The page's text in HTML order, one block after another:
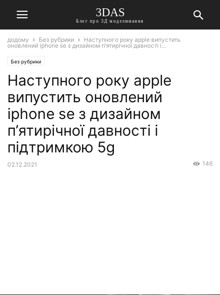
3DAS
Блог про 3Д моделювання
додому Без рубрики
Наступного року apple випустить
оновлений iphone se з дизайном п’ятирічної давності і...
Без рубрики
Наступного року apple
випустить оновлений
iphone se з дизайном
п’ятирічної давності і
підтримкою 5g
02.12.2021 146